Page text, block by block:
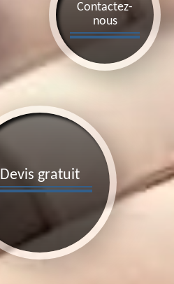
Devis gratuit
Contactez-
nous